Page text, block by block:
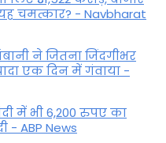
चमत्कार? - Navbharat
ने जितना जिंदगीभर
एक दिन में गंवाया -
में भी 6,200 रुपए का
- ABP News